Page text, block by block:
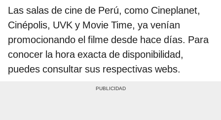
Las salas de cine de Perú, como Cineplanet,
Cinépolis, UVK y Movie Time, ya venían
promocionando el filme desde hace días. Para
conocer la hora exacta de disponibilidad,
puedes consultar sus respectivas webs.